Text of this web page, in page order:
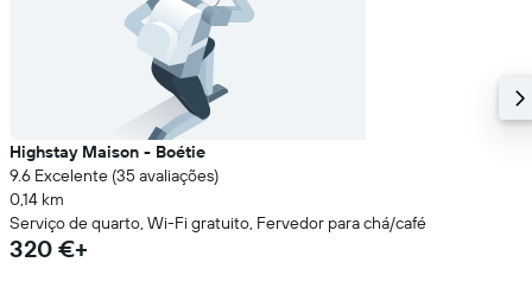
Highstay Maison - Boétie
9.6 Excelente (35 avaliações)
0,14 km
Serviço de quarto, Wi-Fi gratuito, Fervedor para chá/café
320 €+